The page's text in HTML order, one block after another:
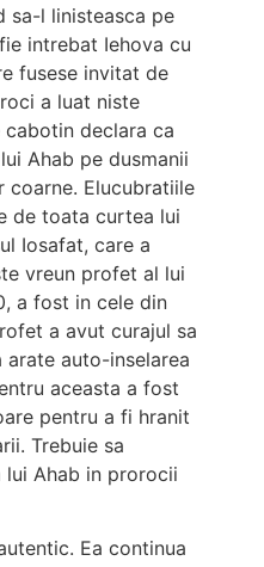
sa-l linisteasca pe
intrebat Iehova cu
fusese invitat de
a luat niste
declara ca
Ahab pe dusmanii
coarne. Elucubratiile
de toata curtea lui
Iosafat, care a
vreun profet al lui
a fost in cele din
a avut curajul sa
auto-inselarea
aceasta a fost
pentru a fi hranit
Trebuie sa
lui Ahab in prorocii
Ea continua